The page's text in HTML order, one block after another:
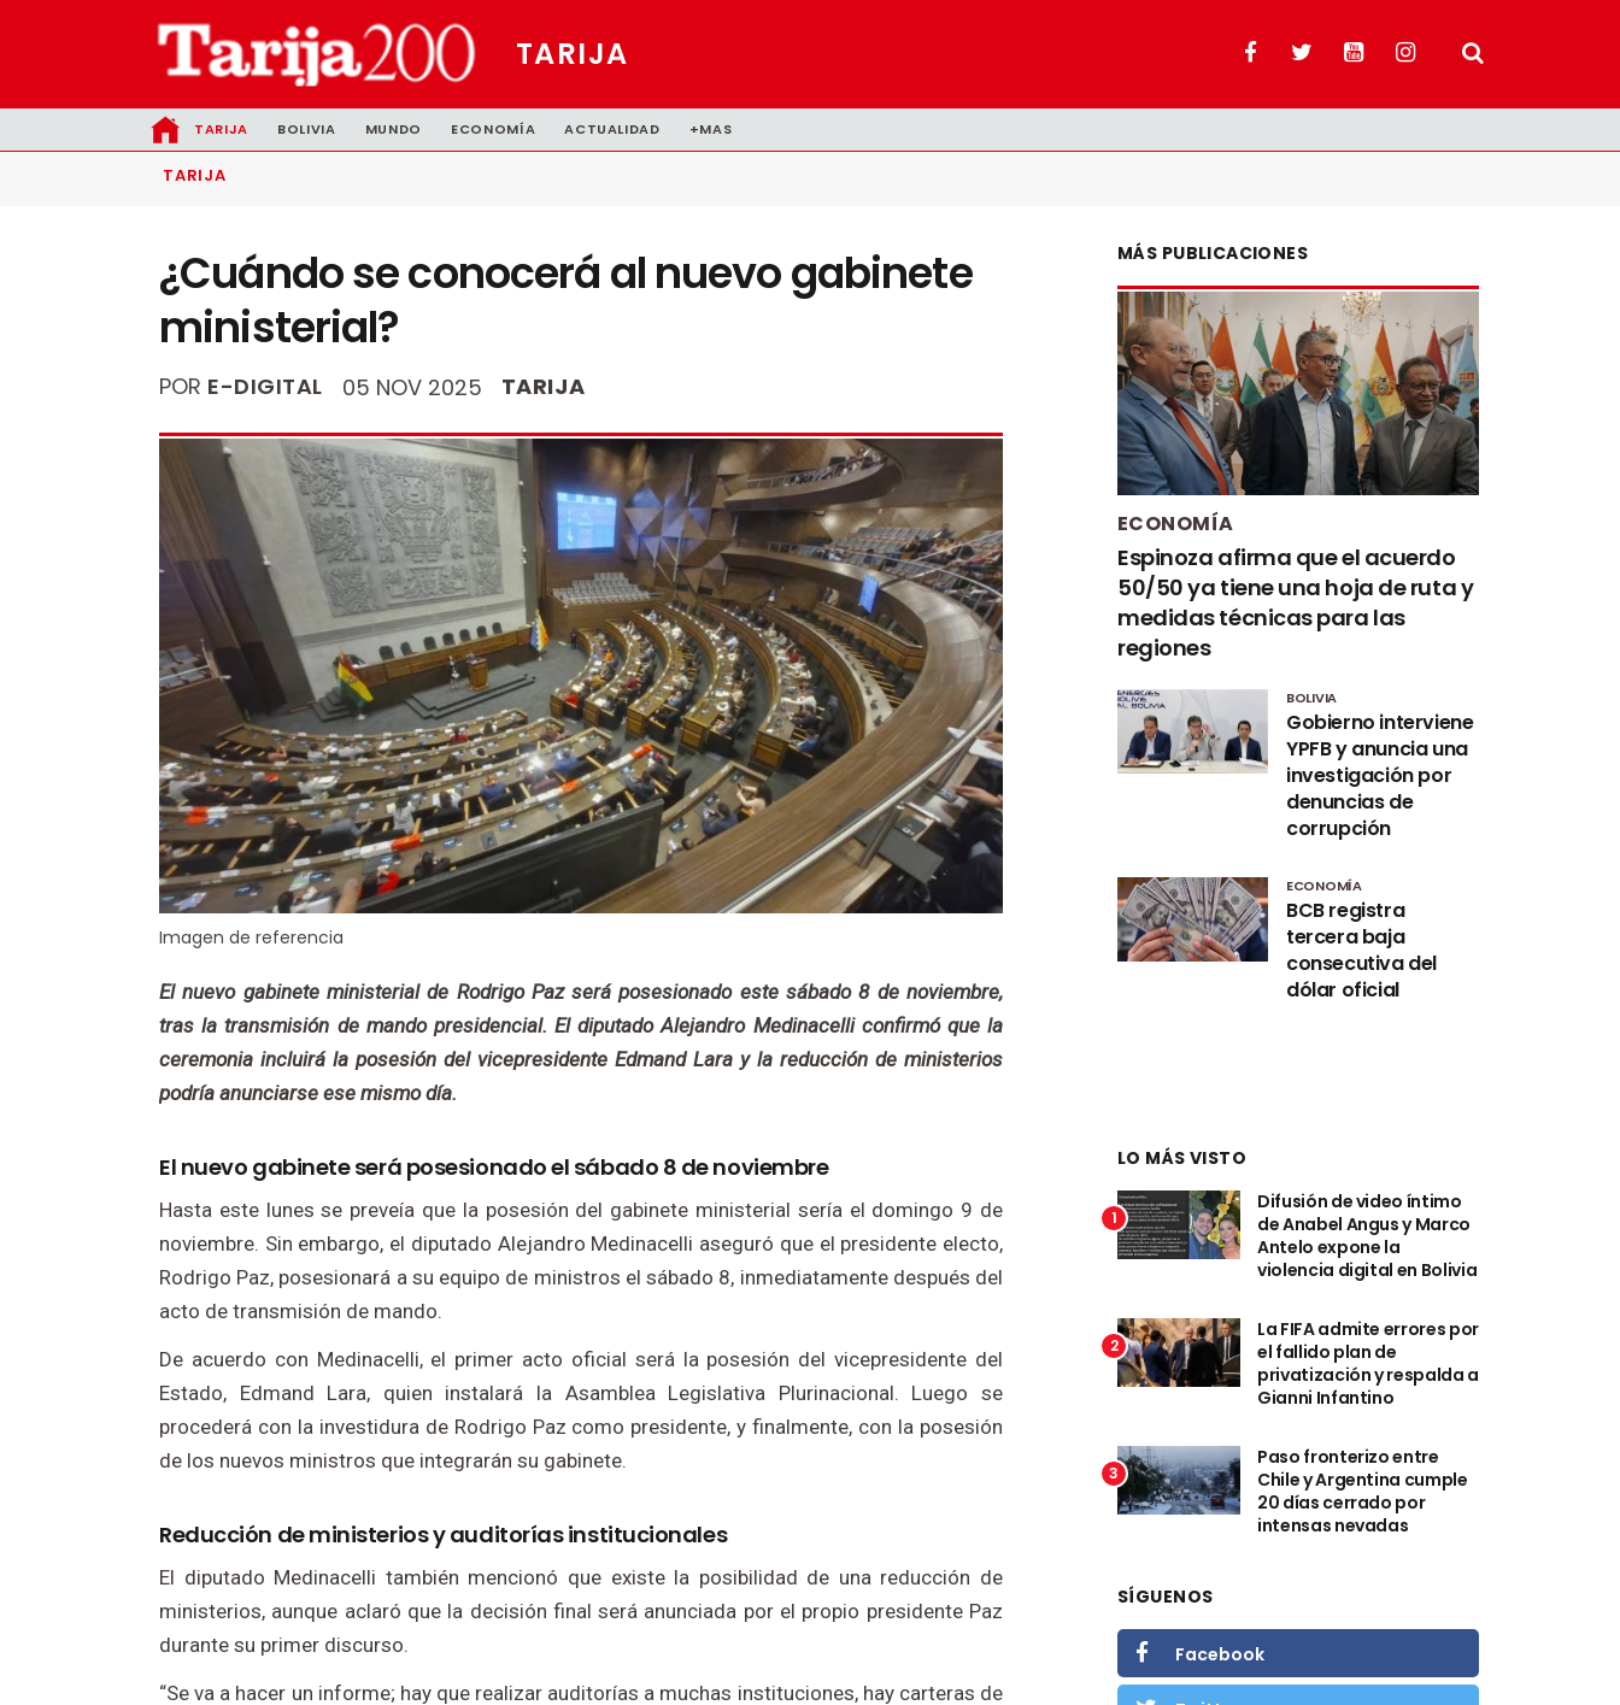
TARIJA
TARIJA BOLIVIA MUNDO ECONOMÍA ACTUALIDAD +MAS
TARIJA
¿Cuándo se conocerá al nuevo gabinete
ministerial?
POR E-DIGITAL 05 NOV 2025 TARIJA
Imagen de referencia
El nuevo gabinete ministerial de Rodrigo Paz será posesionado este sábado 8 de noviembre,
tras la transmisión de mando presidencial. El diputado Alejandro Medinacelli confirmó que la
ceremonia incluirá la posesión del vicepresidente Edmand Lara y la reducción de ministerios
podría anunciarse ese mismo día.
El nuevo gabinete será posesionado el sábado 8 de noviembre
Hasta este lunes se preveía que la posesión del gabinete ministerial sería el domingo 9 de
noviembre. Sin embargo, el diputado Alejandro Medinacelli aseguró que el presidente electo,
Rodrigo Paz, posesionará a su equipo de ministros el sábado 8, inmediatamente después del
acto de transmisión de mando.
De acuerdo con Medinacelli, el primer acto oficial será la posesión del vicepresidente del
Estado, Edmand Lara, quien instalará la Asamblea Legislativa Plurinacional. Luego se
procederá con la investidura de Rodrigo Paz como presidente, y finalmente, con la posesión
de los nuevos ministros que integrarán su gabinete.
Reducción de ministerios y auditorías institucionales
El diputado Medinacelli también mencionó que existe la posibilidad de una reducción de
ministerios, aunque aclaró que la decisión final será anunciada por el propio presidente Paz
durante su primer discurso.
“Se va a hacer un informe; hay que realizar auditorías a muchas instituciones, hay carteras de
MÁS PUBLICACIONES
ECONOMÍA
Espinoza afirma que el acuerdo
50/50 ya tiene una hoja de ruta y
medidas técnicas para las
regiones
BOLIVIA
Gobierno interviene
YPFB y anuncia una
investigación por
denuncias de
corrupción
ECONOMÍA
BCB registra
tercera baja
consecutiva del
dólar oficial
LO MÁS VISTO
1
Difusión de video íntimo
de Anabel Angus y Marco
Antelo expone la
violencia digital en Bolivia
2
La FIFA admite errores por
el fallido plan de
privatización y respalda a
Gianni Infantino
3
Paso fronterizo entre
Chile y Argentina cumple
20 días cerrado por
intensas nevadas
SÍGUENOS
Facebook